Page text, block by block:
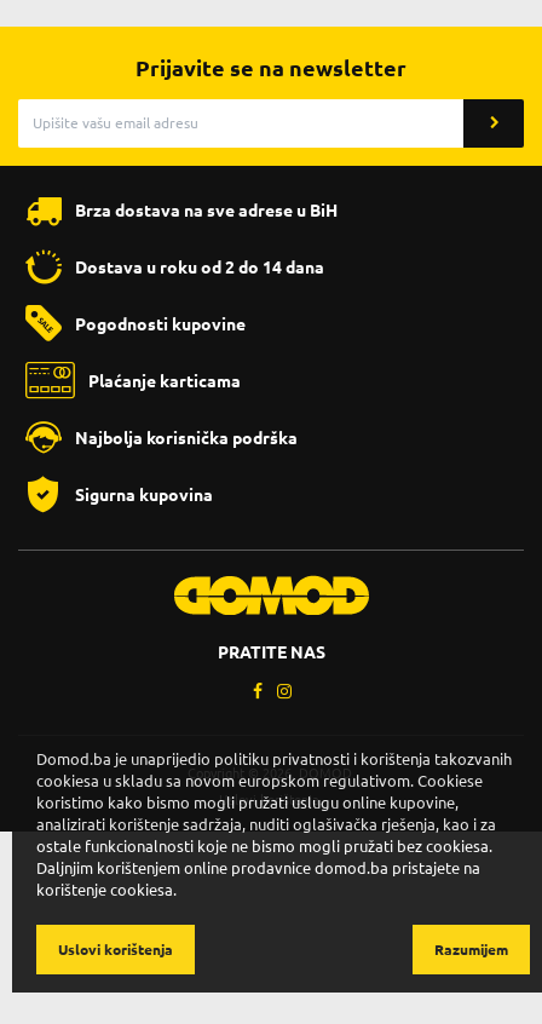
Prijavite se na newsletter
Brza dostava na sve adrese u BiH
Dostava u roku od 2 do 14 dana
Pogodnosti kupovine
Plaćanje karticama
Najbolja korisnička podrška
Sigurna kupovina
PRATITE NAS
Copyright © 2026. DOMOD.
Uslovi korištenja.
Domod.ba je unaprijedio politiku privatnosti i korištenja takozvanih
cookiesa u skladu sa novom europskom regulativom. Cookiese
koristimo kako bismo mogli pružati uslugu online kupovine,
analizirati korištenje sadržaja, nuditi oglašivačka rješenja, kao i za
ostale funkcionalnosti koje ne bismo mogli pružati bez cookiesa.
Daljnjim korištenjem online prodavnice domod.ba pristajete na
korištenje cookiesa.
Razumijem
Uslovi korištenja